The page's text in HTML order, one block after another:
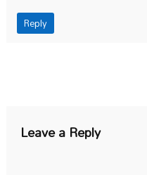
Reply
Leave a Reply